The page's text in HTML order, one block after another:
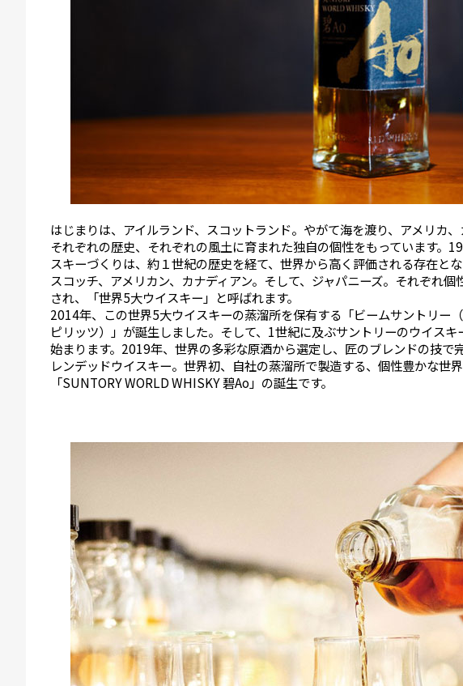
はじまりは、アイルランド、スコットランド。やがて海を渡り、アメリカ、
それぞれの歴史、それぞれの風土に育まれた独自の個性をもっています。
スキーづくりは、約１世紀の歴史を経て、世界から高く評価される存在とな
スコッチ、アメリカン、カナディアン。そして、ジャパニーズ。それぞれ
され、「世界5大ウイスキー」と呼ばれます。
2014年、この世界5大ウイスキーの蒸溜所を保有する「ビームサントリー
ピリッツ）」が誕生しました。そして、1世紀に及ぶサントリーのウイス
始まります。2019年、世界の多彩な原酒から選定し、匠のブレンドの技で
レンデッドウイスキー。世界初、自社の蒸溜所で製造する、個性豊かな世
「SUNTORY WORLD WHISKY 碧Ao」の誕生です。